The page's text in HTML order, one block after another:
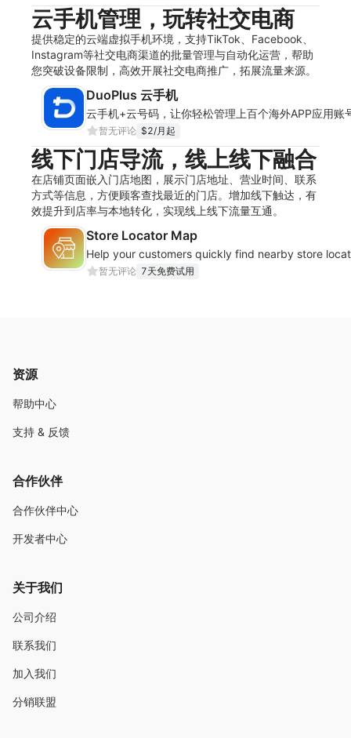
云手机管理，玩转社交电商
提供稳定的云端虚拟手机环境，支持TikTok、Facebook、
Instagram等社交电商渠道的批量管理与自动化运营，帮助
您突破设备限制，高效开展社交电商推广，拓展流量来源。
DuoPlus 云手机
云手机+云号码，让你轻松管理上百个海外APP应用
暂无评论 $2/月起
线下门店导流，线上线下融合
在店铺页面嵌入门店地图，展示门店地址、营业时间、联系
方式等信息，方便顾客查找最近的门店。增加线下触达，有
效提升到店率与本地转化，实现线上线下流量互通。
Store Locator Map
Help your customers quickly find nearby store
暂无评论 7天免费试用
资源
帮助中心
支持 & 反馈
合作伙伴
合作伙伴中心
开发者中心
关于我们
公司介绍
联系我们
加入我们
分销联盟